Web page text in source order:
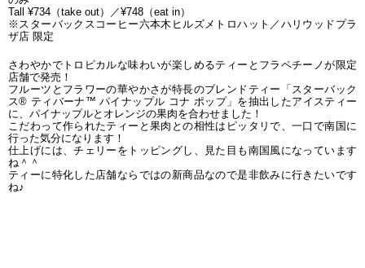
Tall ¥734（take out）／¥748（eat in）
※スターバックスコーヒー六本木ヒルズメトロハット／ハリウッドプラ
ザ店 限定
さわやかでトロピカルな味わいが楽しめるティーとフラペチーノが限定
店舗で発売！
フルーツとフラワーの華やかさが特長のブレンドティー「スターバック
ス® ティバーナ™ パイナップル コナ ポップ」を抽出したアイスティー
に、パイナップルとオレンジの果肉を合わせました！
こだわって作られたティーと果肉との相性はピッタリで、一口で南国に
行った気分になります！
仕上げには、チェリーをトッピングし、見た目も南国風になっています
ね＾＾
ティーに特化した店舗ならではの新商品なので是非飲みに行きたいです
ね♪